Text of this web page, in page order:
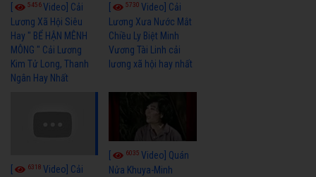
5456Video] Cải
Lương Xã Hội Siêu
Hay " BỂ HẬN MÊNH
MÔNG " Cải Lương
Kim Tử Long, Thanh
Ngân Hay Nhất
5730Video] Cải
Lương Xưa Nước Mắt
Chiều Ly Biệt Minh
Vương Tài Linh cải
lương xã hội hay nhất
6318 Video] Cải
6035Video] Quán
Nửa Khuya-Minh